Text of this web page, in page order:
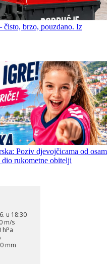
čisto, brzo, pouzdano. Iz
Poziv djevojčicama od osam
dio rukometne obitelji